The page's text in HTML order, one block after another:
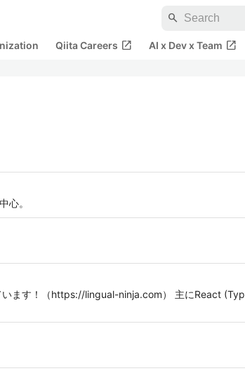
search
Qiita Careers open_in_new AI x Dev x Team open_in_new
心。
ます！（https://lingual-ninja.com） 主にReact